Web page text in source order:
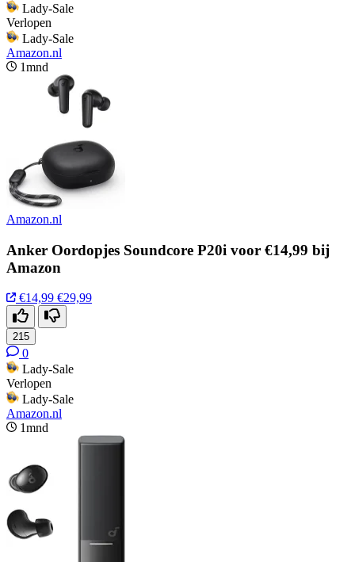
Lady-Sale
Verlopen
Lady-Sale
Amazon.nl
1mnd
Amazon.nl
Anker Oordopjes Soundcore P20i voor €14,99 bij
Amazon
€14,99 €29,99
215
0
Lady-Sale
Verlopen
Lady-Sale
Amazon.nl
1mnd